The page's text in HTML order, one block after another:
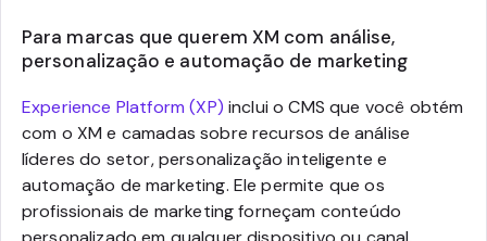
Para marcas que querem XM com análise,
personalização e automação de marketing
Experience Platform (XP) inclui o CMS que você obtém
com o XM e camadas sobre recursos de análise
líderes do setor, personalização inteligente e
automação de marketing. Ele permite que os
profissionais de marketing forneçam conteúdo